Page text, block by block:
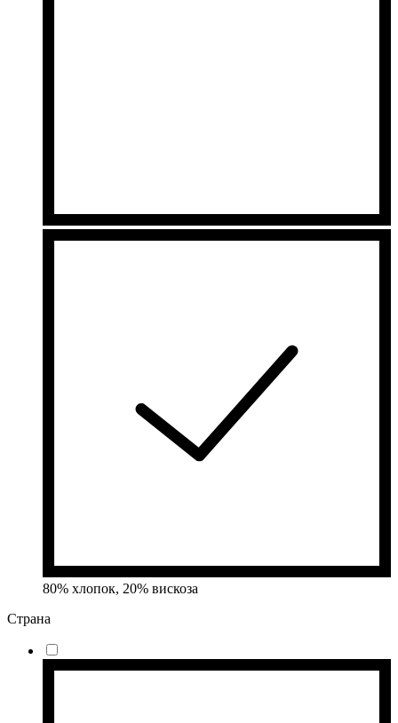
80% хлопок, 20% вискоза
Страна